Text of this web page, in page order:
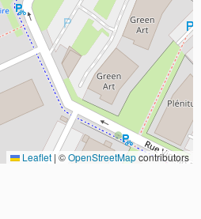
Leaflet | ©OpenStreetMapcontributors